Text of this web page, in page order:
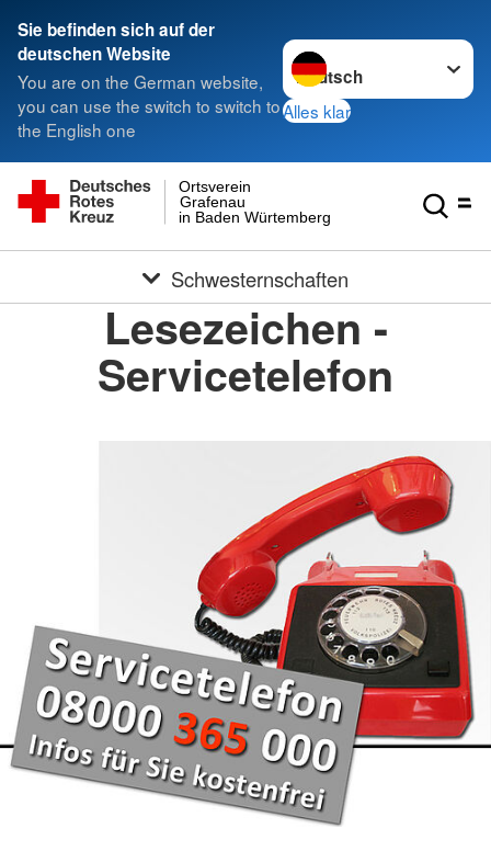
Sie befinden sich auf der
deutschen Website
You are on the German website,
you can use the switch to switch to
the English one
Sprache wechseln zu
Alles klar
in Baden Würtemberg
Grafenau
Ortsverein
Schwesternschaften
Lesezeichen -
Servicetelefon